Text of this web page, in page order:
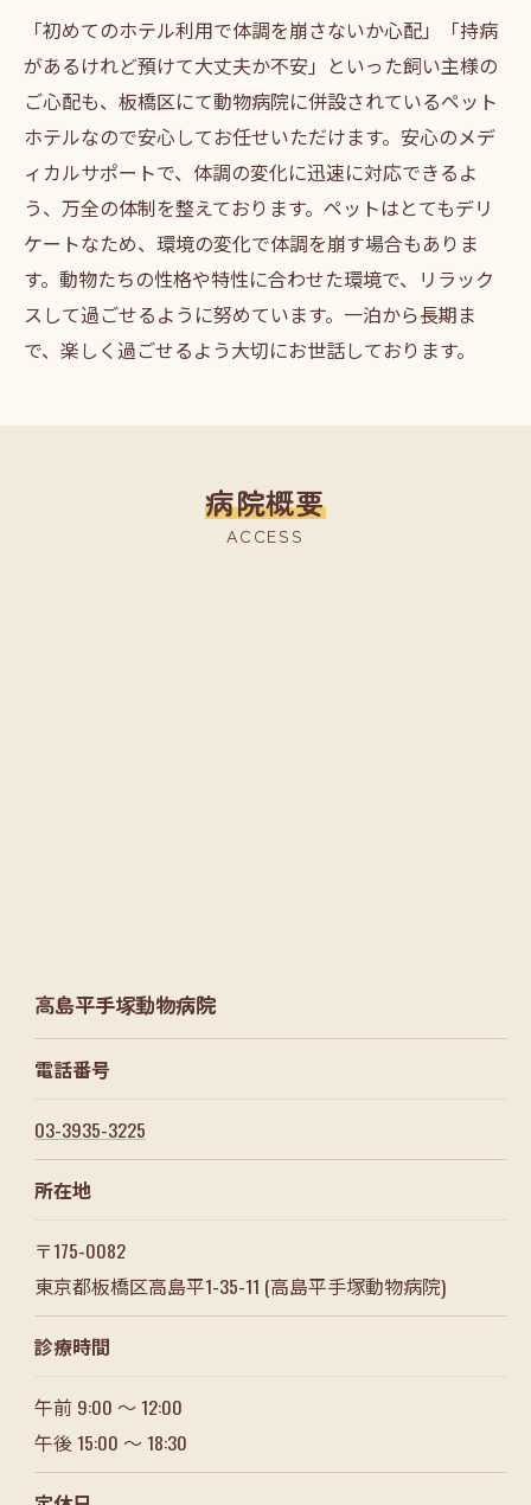
「初めてのホテル利用で体調を崩さないか心配」「持病
があるけれど預けて大丈夫か不安」といった飼い主様の
ご心配も、板橋区にて動物病院に併設されているペット
ホテルなので安心してお任せいただけます。安心のメデ
ィカルサポートで、体調の変化に迅速に対応できるよ
う、万全の体制を整えております。ペットはとてもデリ
ケートなため、環境の変化で体調を崩す場合もありま
す。動物たちの性格や特性に合わせた環境で、リラック
スして過ごせるように努めています。一泊から長期ま
で、楽しく過ごせるよう大切にお世話しております。
病院概要
ACCESS
高島平手塚動物病院
電話番号
03-3935-3225
所在地
〒175-0082
東京都板橋区高島平1-35-11 (高島平手塚動物病院)
診療時間
午前 9:00 ～ 12:00
午後 15:00 ～ 18:30